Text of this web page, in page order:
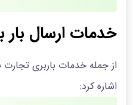
خدمات ارسال بار
از جمله خدمات باربری تجارت
اشاره کرد: